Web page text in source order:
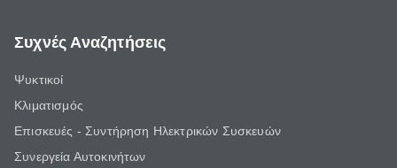
Συχνές Αναζητήσεις
Ψυκτικοί
Κλιματισμός
Επισκευές - Συντήρηση Ηλεκτρικών Συσκευών
Συνεργεία Αυτοκινήτων